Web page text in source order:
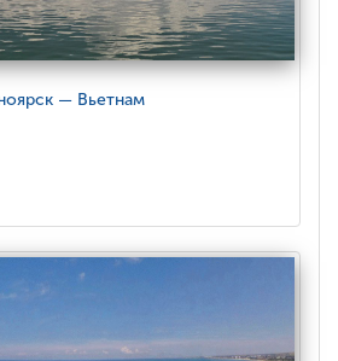
— Вьетнам